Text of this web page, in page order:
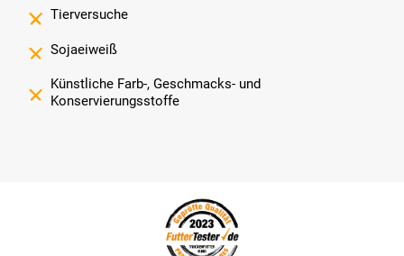
Tierversuche
Sojaeiweiß
Künstliche Farb-, Geschmacks- und
Konservierungsstoffe